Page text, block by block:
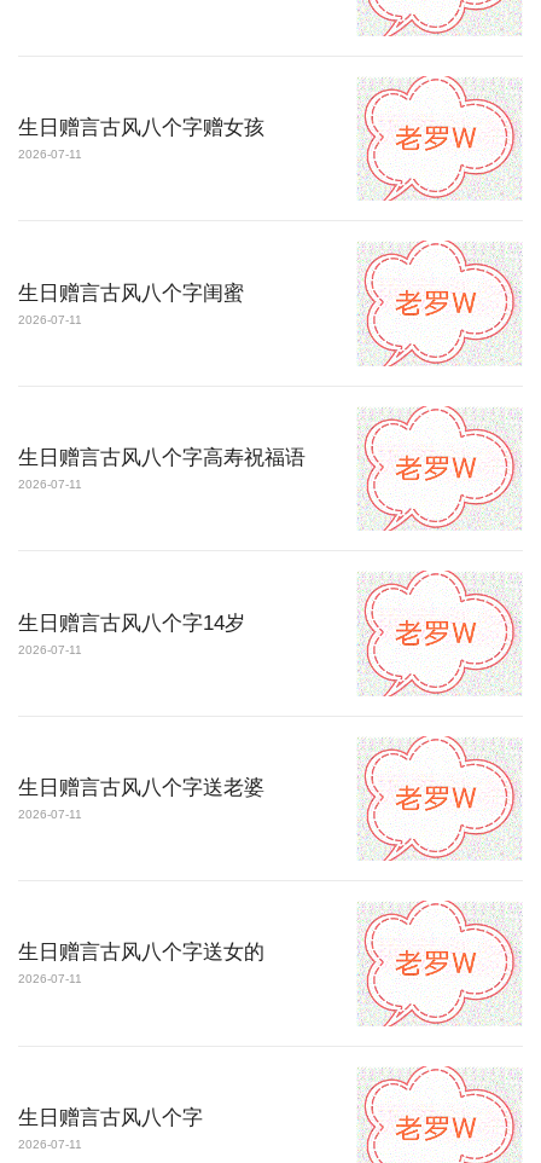
生日赠言古风八个字赠女孩
2026-07-11
生日赠言古风八个字闺蜜
2026-07-11
生日赠言古风八个字高寿祝福语
2026-07-11
生日赠言古风八个字14岁
2026-07-11
生日赠言古风八个字送老婆
2026-07-11
生日赠言古风八个字送女的
2026-07-11
生日赠言古风八个字
2026-07-11